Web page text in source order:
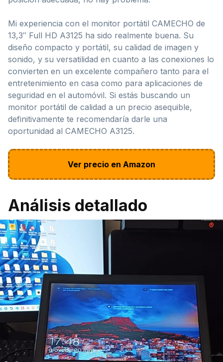
Mi experiencia con el monitor portátil CAMECHO de
13,3″ Full HD A3125 ha sido realmente buena. Su
diseño compacto y portátil, su calidad de imagen y
sonido, y su versatilidad en cuanto a las conexiones lo
convierten en un excelente compañero tanto para el
entretenimiento en casa como para aplicaciones de
seguridad en el automóvil. Si estás buscando un
monitor portátil de calidad a un precio asequible,
definitivamente te recomendaría darle una
oportunidad al CAMECHO A3125.
Ver precio en Amazon
Análisis detallado